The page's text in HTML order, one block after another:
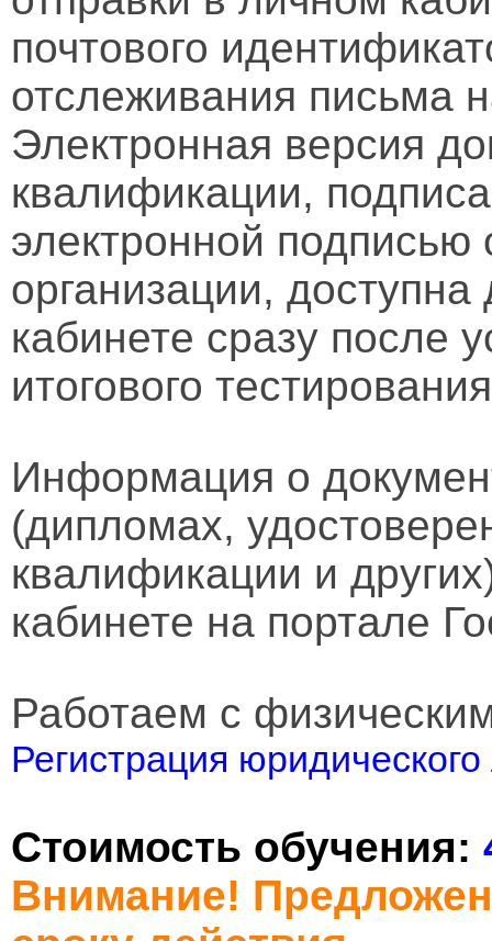
почтового
отслеживания письма
Электронная версия
квалификации,
электронной подписью
организации,
кабинете сразу после
итогового
Информация о
(дипломах,
квалификации и
кабинете на портале
Работаем с
Регистрация
Стоимость обучения:
Внимание!